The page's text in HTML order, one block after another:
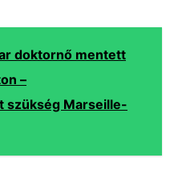
doktornő mentett
–
szükség Marseille-